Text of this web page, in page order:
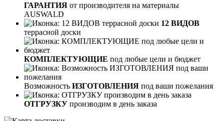
ГАРАНТИЯ от производителя на материалы
AUSWALD
12 ВИДОВ
террасной доски
КОМПЛЕКТУЮЩИЕ под любые цели и бюджет
Возможность ИЗГОТОВЛЕНИЯ под ваши пожелания
ОТГРУЗКУ производим в день заказа